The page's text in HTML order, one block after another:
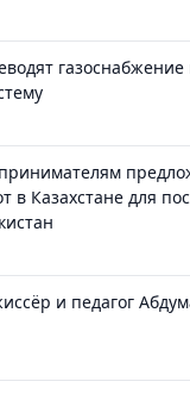
газоснабжение
в Казахстане для
и педагог